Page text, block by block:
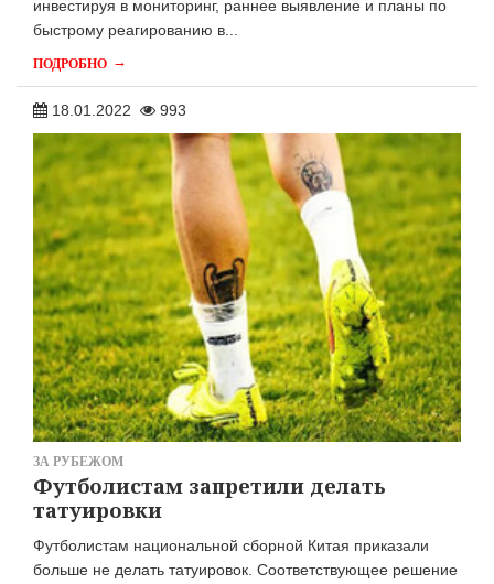
инвестируя в мониторинг, раннее выявление и планы по
быстрому реагированию в...
ПОДРОБНО →
18.01.2022 993
ЗА РУБЕЖОМ
Футболистам запретили делать
татуировки
Футболистам национальной сборной Китая приказали
больше не делать татуировок. Соответствующее решение